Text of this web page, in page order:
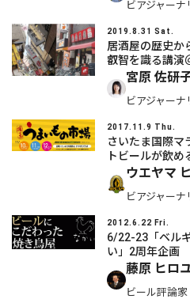
ビアジャーナ
2019.8.31 Sat.
居酒屋の歴史か
叡智を識る講演
宮原 佐研
ビアジャー
2017.11.9 Thu.
さいたま国際マ
トビールが飲め
ウエヤマ
ビアジャーナ
2012.6.22 Fri.
6/22-23「ベル
い」2周年企画
藤原 ヒロ
ビール評論